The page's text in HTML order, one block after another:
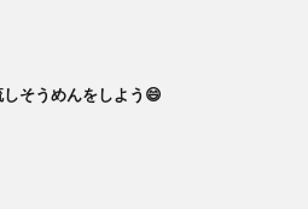
しそうめんをしよう😄